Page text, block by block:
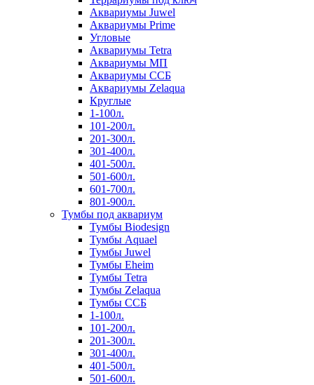
Аквариумы Juwel
Аквариумы Prime
Угловые
Аквариумы Tetra
Аквариумы МП
Аквариумы ССБ
Аквариумы Zelaqua
Круглые
1-100л.
101-200л.
201-300л.
301-400л.
401-500л.
501-600л.
601-700л.
801-900л.
Тумбы под аквариум
Тумбы Biodesign
Тумбы Aquael
Тумбы Juwel
Тумбы Eheim
Тумбы Tetra
Тумбы Zelaqua
Тумбы ССБ
1-100л.
101-200л.
201-300л.
301-400л.
401-500л.
501-600л.